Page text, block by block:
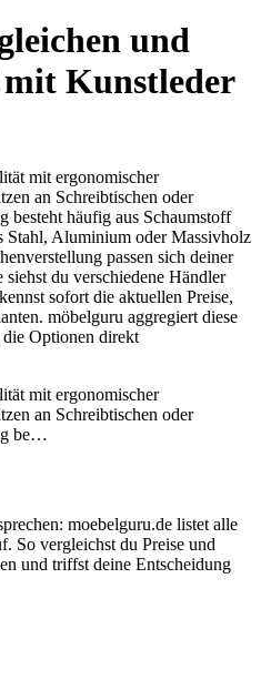
und
Kunstleder
mit ergonomischer
an Schreibtischen oder
besteht häufig aus Schaumstoff
Stahl, Aluminium oder Massivholz
passen sich deiner
du verschiedene Händler
sofort die aktuellen Preise,
möbelguru aggregiert diese
die Optionen direkt
mit ergonomischer
an Schreibtischen oder
be…
moebelguru.de listet alle
So vergleichst du Preise und
und triffst deine Entscheidung